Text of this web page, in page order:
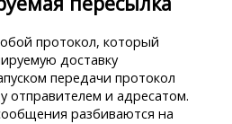
протокол, который
доставку
передачи протокол
отправителем и адресатом.
разбиваются на